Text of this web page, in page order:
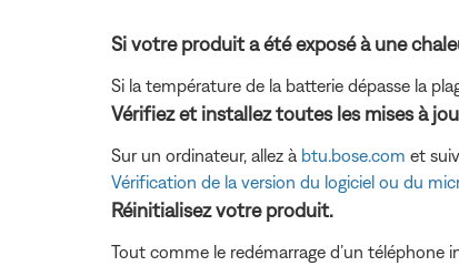
Si votre produit a été exposé à une
Si la température de la batterie dépasse la
Vérifiez et installez toutes les mises à
Sur un ordinateur, allez à btu.bose.com et
Vérification de la version du logiciel ou du
Réinitialisez votre produit.
Tout comme le redémarrage d’un téléphone